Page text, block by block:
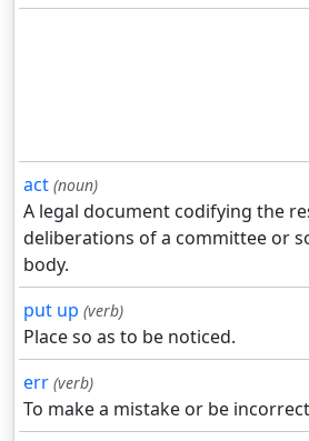
act (noun)
A legal document codifying the
deliberations of a committee or
body.
put up (verb)
Place so as to be noticed.
err (verb)
To make a mistake or be